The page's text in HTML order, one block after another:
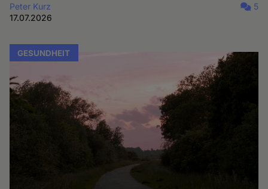
Peter Kurz
17.07.2026
5
GESUNDHEIT